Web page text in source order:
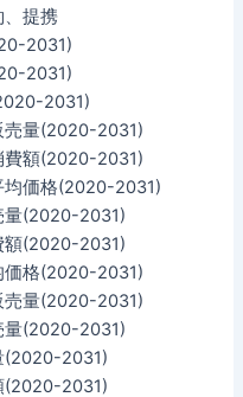
、提携
2031)
2031)
2031)
売量(2020-2031)
費額(2020-2031)
均価格(2020-2031)
量(2020-2031)
額(2020-2031)
価格(2020-2031)
売量(2020-2031)
量(2020-2031)
(2020-2031)
(2020-2031)